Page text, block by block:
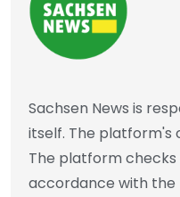
Sachsen News is
itself. The platform's
The platform
accordance with the